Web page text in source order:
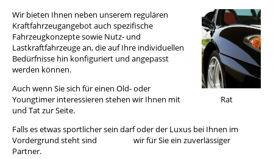
Wir bieten Ihnen neben unserem regulären
Kraftfahrzeugangebot auch spezifische
Fahrzeugkonzepte sowie Nutz- und
Lastkraftfahrzeuge an, die auf Ihre individuellen
Bedürfnisse hin konfiguriert und angepasst
werden können.
Auch wenn Sie sich für einen Old- oder
Youngtimer interessieren stehen wir Ihnen mit Rat
und Tat zur Seite.
Falls es etwas sportlicher sein darf oder der Luxus bei Ihnen im
Vordergrund steht sind wir für Sie ein zuverlässiger
Partner.